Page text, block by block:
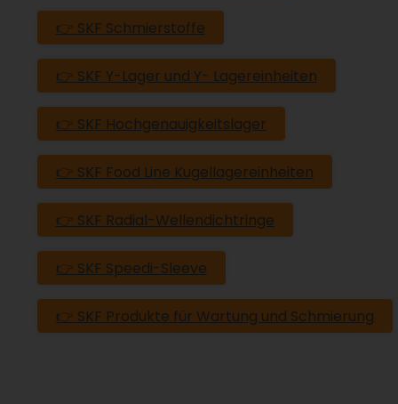
👉 SKF Schmierstoffe
👉 SKF Y-Lager und Y- Lagereinheiten
👉 SKF Hochgenauigkeitslager
👉 SKF Food Line Kugellagereinheiten
👉 SKF Radial-Wellendichtringe
👉 SKF Speedi-Sleeve
👉 SKF Produkte für Wartung und Schmierung